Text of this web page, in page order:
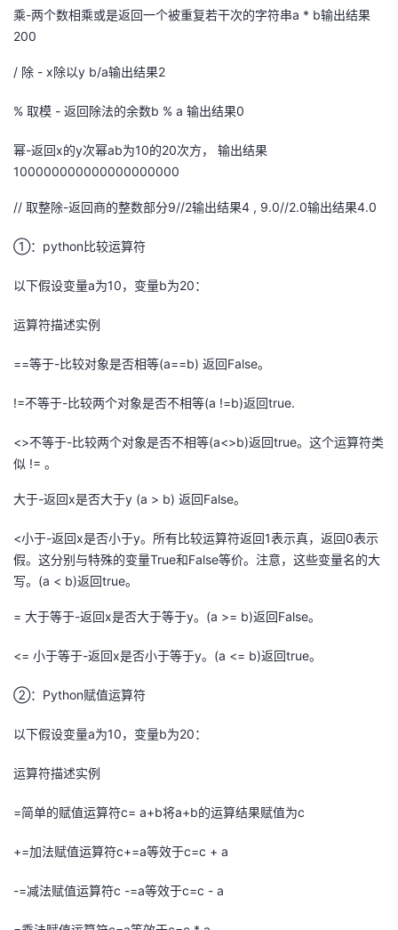
乘-两个数相乘或是返回一个被重复若干次的字符串a * b输出结果
200
/ 除 - x除以y b/a输出结果2
% 取模 - 返回除法的余数b % a 输出结果0
幂-返回x的y次幂ab为10的20次方， 输出结果
100000000000000000000
// 取整除-返回商的整数部分9//2输出结果4 , 9.0//2.0输出结果4.0
①：python比较运算符
以下假设变量a为10，变量b为20：
运算符描述实例
==等于-比较对象是否相等(a==b) 返回False。
!=不等于-比较两个对象是否不相等(a !=b)返回true.
<>不等于-比较两个对象是否不相等(a<>b)返回true。这个运算符类
似 != 。
大于-返回x是否大于y (a > b) 返回False。
<小于-返回x是否小于y。所有比较运算符返回1表示真，返回0表示
假。这分别与特殊的变量True和False等价。注意，这些变量名的大
写。(a < b)返回true。
= 大于等于-返回x是否大于等于y。(a >= b)返回False。
<= 小于等于-返回x是否小于等于y。(a <= b)返回true。
②：Python赋值运算符
以下假设变量a为10，变量b为20：
运算符描述实例
=简单的赋值运算符c= a+b将a+b的运算结果赋值为c
+=加法赋值运算符c+=a等效于c=c + a
-=减法赋值运算符c -=a等效于c=c - a